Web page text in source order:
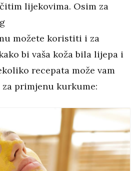
lijekovima. Osim za
možete koristiti i za
bi vaša koža bila lijepa i
recepata može vam
primjenu kurkume: